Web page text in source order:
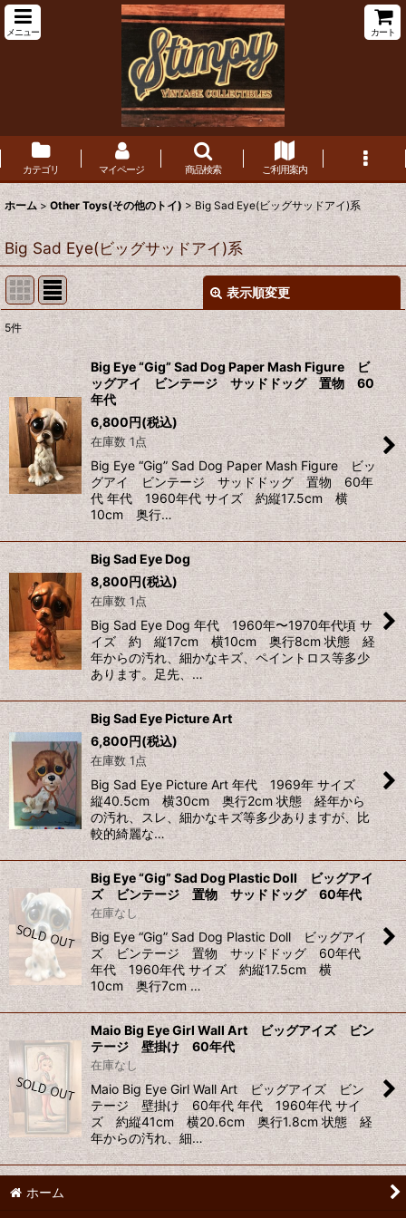
メニュー カート
カテゴリ マイページ 商品検索 ご利用案内
ホーム > Other Toys(その他のトイ) > Big Sad Eye(ビッグサッドアイ)系
Big Sad Eye(ビッグサッドアイ)系
表示順変更
表示数:
在庫あり
並び順:
絞り込む
5件
Big Eye “Gig” Sad Dog Paper Mash Figure ビ
ッグアイ ビンテージ サッドドッグ 置物 60
年代
6,800円(税込)
在庫数 1点
Big Eye “Gig” Sad Dog Paper Mash Figure ビッ
グアイ ビンテージ サッドドッグ 置物 60年
代 年代 1960年代 サイズ 約縦17.5cm 横
10cm 奥行…
Big Sad Eye Dog
8,800円(税込)
在庫数 1点
Big Sad Eye Dog 年代 1960年〜1970年代頃 サ
イズ 約 縦17cm 横10cm 奥行8cm 状態 経
年からの汚れ、細かなキズ、ペイントロス等多少
あります。足先、…
Big Sad Eye Picture Art
6,800円(税込)
在庫数 1点
Big Sad Eye Picture Art 年代 1969年 サイズ
縦40.5cm 横30cm 奥行2cm 状態 経年から
の汚れ、スレ、細かなキズ等多少ありますが、比
較的綺麗な…
Big Eye “Gig” Sad Dog Plastic Doll ビッグアイ
ズ ビンテージ 置物 サッドドッグ 60年代
在庫なし
Big Eye “Gig” Sad Dog Plastic Doll ビッグアイ
ズ ビンテージ 置物 サッドドッグ 60年代
年代 1960年代 サイズ 約縦17.5cm 横
10cm 奥行7cm …
Maio Big Eye Girl Wall Art ビッグアイズ ビン
テージ 壁掛け 60年代
在庫なし
Maio Big Eye Girl Wall Art ビッグアイズ ビン
テージ 壁掛け 60年代 年代 1960年代 サイ
ズ 約縦41cm 横20.6cm 奥行1.8cm 状態 経
年からの汚れ、細…
ホーム